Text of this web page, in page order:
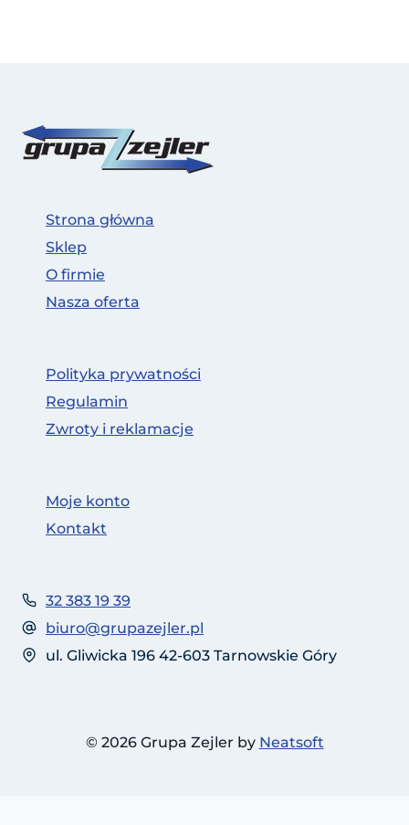
Strona główna
Sklep
O firmie
Nasza oferta
Polityka prywatności
Regulamin
Zwroty i reklamacje
Moje konto
Kontakt
32 383 19 39
biuro@grupazejler.pl
ul. Gliwicka 196 42-603 Tarnowskie Góry
© 2026 Grupa Zejler by Neatsoft